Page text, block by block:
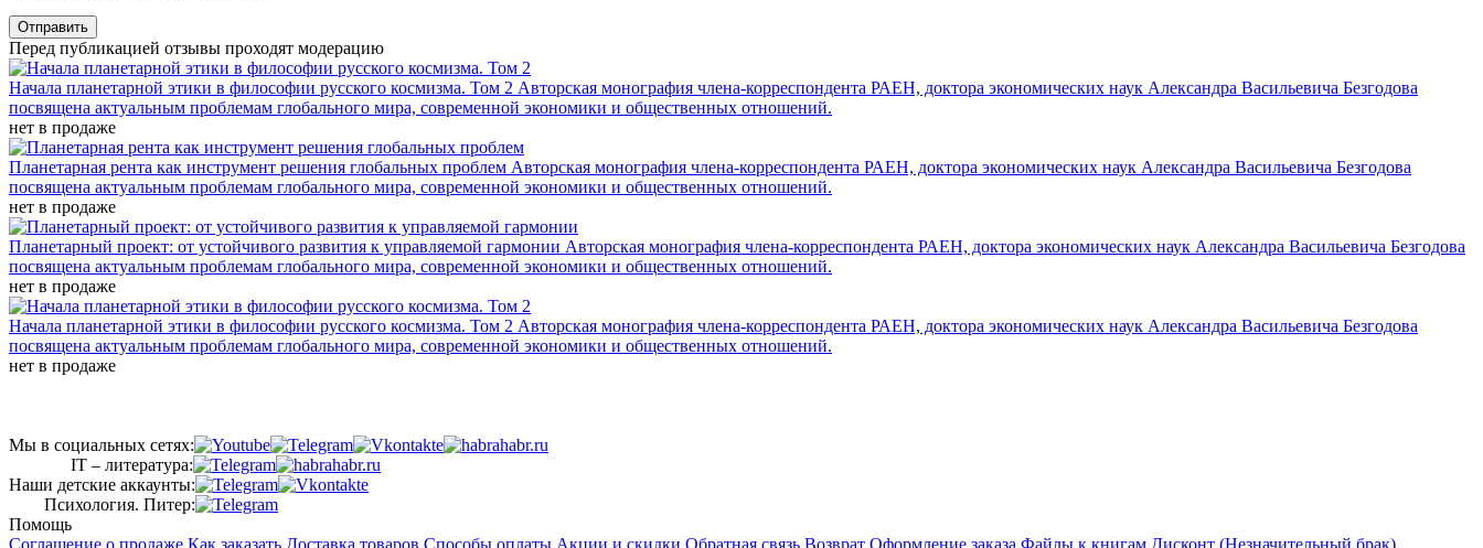
Отправить
Перед публикацией отзывы проходят модерацию
Начала планетарной этики в философии русского космизма. Том 2 Авторская монография члена-корреспондента РАЕН, доктора экономических наук Александра Васильевича Безгодова
посвящена актуальным проблемам глобального мира, современной экономики и общественных отношений.
нет в продаже
Планетарная рента как инструмент решения глобальных проблем Авторская монография члена-корреспондента РАЕН, доктора экономических наук Александра Васильевича Безгодова
посвящена актуальным проблемам глобального мира, современной экономики и общественных отношений.
нет в продаже
Планетарный проект: от устойчивого развития к управляемой гармонии Авторская монография члена-корреспондента РАЕН, доктора экономических наук Александра Васильевича Безгодова
посвящена актуальным проблемам глобального мира, современной экономики и общественных отношений.
нет в продаже
Начала планетарной этики в философии русского космизма. Том 2 Авторская монография члена-корреспондента РАЕН, доктора экономических наук Александра Васильевича Безгодова
посвящена актуальным проблемам глобального мира, современной экономики и общественных отношений.
нет в продаже
Мы в социальных сетях:
IT – литература:
Наши детские аккаунты:
Психология. Питер:
Помощь
Соглашение о продаже Как заказать Доставка товаров Способы оплаты Акции и скидки Обратная связь Возврат Оформление заказа Файлы к книгам Дисконт (Незначительный брак)